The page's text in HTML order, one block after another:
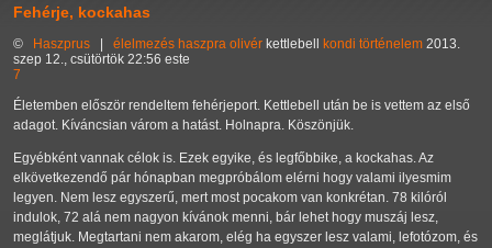
Fehérje, kockahas
© Haszprus élelmezés haszpra olivér kettlebell kondi történelem 2013.
szep 12., csütörtök 22:56 este
7
Életemben először rendeltem fehérjeport. Kettlebell után be is vettem az első
adagot. Kíváncsian várom a hatást. Holnapra. Köszönjük.
Egyébként vannak célok is. Ezek egyike, és legfőbbike, a kockahas. Az
elkövetkezendő pár hónapban megpróbálom elérni hogy valami ilyesmim
legyen. Nem lesz egyszerű, mert most pocakom van konkrétan. 78 kilóról
indulok, 72 alá nem nagyon kívánok menni, bár lehet hogy muszáj lesz,
meglátjuk. Megtartani nem akarom, elég ha egyszer lesz valami, lefotózom, és